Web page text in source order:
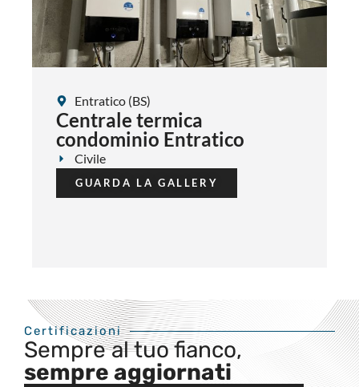
Entratico (BS)
Centrale termica
condominio Entratico
Civile
GUARDA LA GALLERY
Certificazioni
Sempre al tuo fianco,
sempre aggiornati